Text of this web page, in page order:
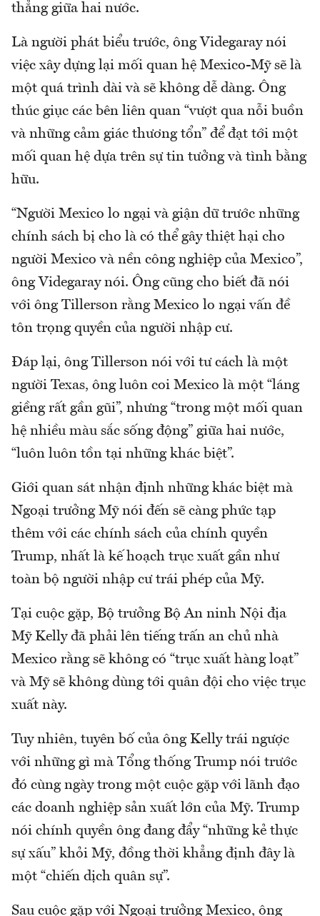
thẳng giữa hai nước.
Là người phát biểu trước, ông Videgaray nói
việc xây dựng lại mối quan hệ Mexico-Mỹ sẽ là
một quá trình dài và sẽ không dễ dàng. Ông
thúc giục các bên liên quan “vượt qua nỗi buồn
và những cảm giác thương tổn” để đạt tới một
mối quan hệ dựa trên sự tin tưởng và tình bằng
hữu.
“Người Mexico lo ngại và giận dữ trước những
chính sách bị cho là có thể gây thiệt hại cho
người Mexico và nền công nghiệp của Mexico”,
ông Videgaray nói. Ông cũng cho biết đã nói
với ông Tillerson rằng Mexico lo ngại vấn đề
tôn trọng quyền của người nhập cư.
Đáp lại, ông Tillerson nói với tư cách là một
người Texas, ông luôn coi Mexico là một “láng
giềng rất gần gũi”, nhưng “trong một mối quan
hệ nhiều màu sắc sống động” giữa hai nước,
“luôn luôn tồn tại những khác biệt”.
Giới quan sát nhận định những khác biệt mà
Ngoại trưởng Mỹ nói đến sẽ càng phức tạp
thêm với các chính sách của chính quyền
Trump, nhất là kế hoạch trục xuất gần như
toàn bộ người nhập cư trái phép của Mỹ.
Tại cuộc gặp, Bộ trưởng Bộ An ninh Nội địa
Mỹ Kelly đã phải lên tiếng trấn an chủ nhà
Mexico rằng sẽ không có “trục xuất hàng loạt”
và Mỹ sẽ không dùng tới quân đội cho việc trục
xuất này.
Tuy nhiên, tuyên bố của ông Kelly trái ngược
với những gì mà Tổng thống Trump nói trước
đó cùng ngày trong một cuộc gặp với lãnh đạo
các doanh nghiệp sản xuất lớn của Mỹ. Trump
nói chính quyền ông đang đẩy “những kẻ thực
sự xấu” khỏi Mỹ, đồng thời khẳng định đây là
một “chiến dịch quân sự”.
Sau cuộc gặp với Ngoại trưởng Mexico, ông